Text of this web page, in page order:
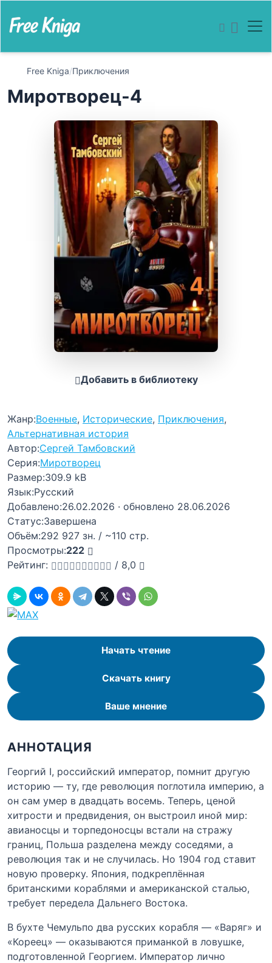
Free Kniga/Приключения
Миротворец-4
Добавить в библиотеку
Жанр:Военные, Исторические, Приключения,
Альтернативная история
Автор:Сергей Тамбовский
Серия:Миротворец
Размер:309.9 kB
Язык:Русский
Добавлено:26.02.2026 · обновлено 28.06.2026
Статус:Завершена
Объём:292 927 зн. / ~110 стр.
Просмотры:222
Рейтинг:
/ 8,0
Начать чтение
Скачать книгу
Ваше мнение
АННОТАЦИЯ
Георгий I, российский император, помнит другую
историю — ту, где революция поглотила империю, а
он сам умер в двадцать восемь. Теперь, ценой
хитрости и предвидения, он выстроил иной мир:
авианосцы и торпедоносцы встали на стражу
границ, Польша разделена между соседями, а
революция так и не случилась. Но 1904 год ставит
новую проверку. Япония, подкреплённая
британскими кораблями и американской сталью,
требует передела Дальнего Востока.
В бухте Чемульпо два русских корабля — «Варяг» и
«Кореец» — оказываются приманкой в ловушке,
подготовленной Георгием. Император лично